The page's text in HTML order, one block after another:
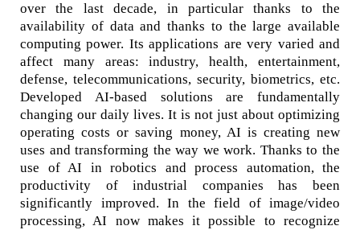
over the last decade, in particular thanks to the
availability of data and thanks to the large available
computing power. Its applications are very varied and
affect many areas: industry, health, entertainment,
defense, telecommunications, security, biometrics, etc.
Developed AI-based solutions are fundamentally
changing our daily lives. It is not just about optimizing
operating costs or saving money, AI is creating new
uses and transforming the way we work. Thanks to the
use of AI in robotics and process automation, the
productivity of industrial companies has been
significantly improved. In the field of image/video
processing, AI now makes it possible to recognize